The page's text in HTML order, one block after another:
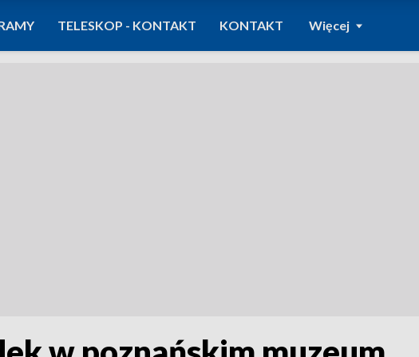
TELESKOP - KONTAKT KONTAKT Więcej